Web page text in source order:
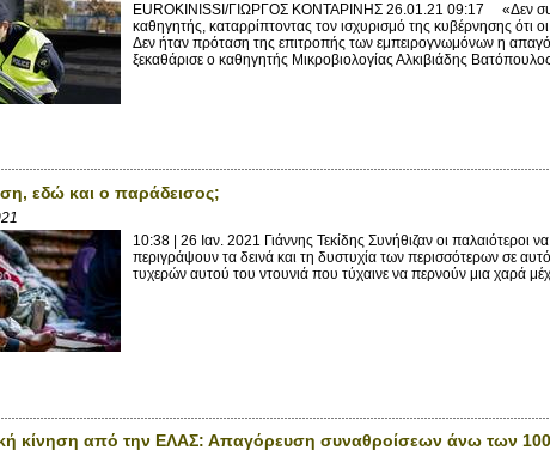
EUROKINISSI/ΓΙΩΡΓΟΣ ΚΟΝΤΑΡΙΝΗΣ 26.01.21 09:17 «Δεν
καθηγητής, καταρρίπτοντας τον ισχυρισμό της κυβέρνησης ότι
Δεν ήταν πρόταση της επιτροπής των εμπειρογνωμόνων η
ξεκαθάρισε ο καθηγητής Μικροβιολογίας Αλκιβιάδης
εδώ και ο παράδεισος;
10:38 | 26 Ιαν. 2021 Γιάννης Τεκίδης Συνήθιζαν οι παλαιότεροι
περιγράψουν τα δεινά και τη δυστυχία των περισσότερων σε
τυχερών αυτού του ντουνιά που τύχαινε να περνούν μια χαρά
κίνηση από την ΕΛΑΣ: Απαγόρευση συναθροίσεων άνω των